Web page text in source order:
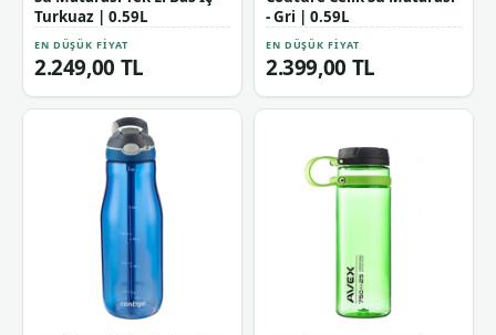
Turkuaz | 0.59L
EN DÜŞÜK FIYAT
2.249,00 TL
- Gri | 0.59L
EN DÜŞÜK FIYAT
2.399,00 TL